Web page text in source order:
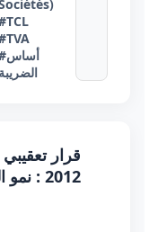
الضريبة
2012 :